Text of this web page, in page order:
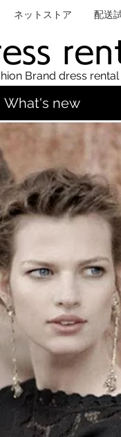
ネットストア 配送
Brand dress
What's new